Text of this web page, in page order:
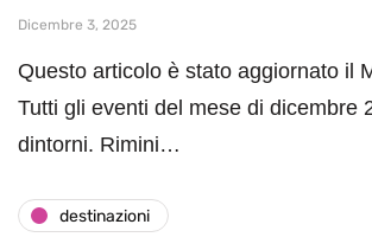
Dicembre 3, 2025
Questo articolo è stato aggiornato il
Tutti gli eventi del mese di dicembre
dintorni. Rimini…
destinazioni